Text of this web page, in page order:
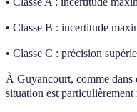
• Classe B : incertitude
• Classe C : précision
À Guyancourt, comme dans
situation est particulièrement